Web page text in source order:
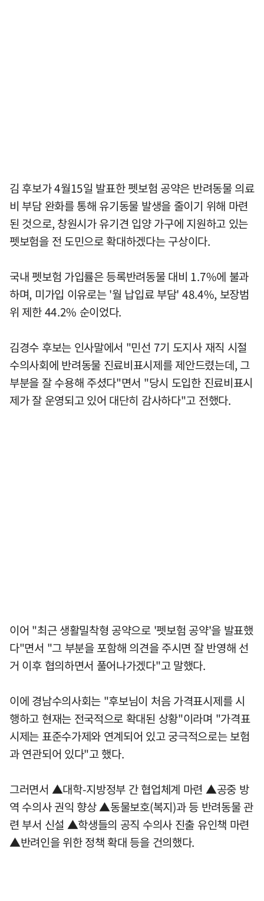
김 후보가 4월15일 발표한 펫보험 공약은 반려동물 의료
비 부담 완화를 통해 유기동물 발생을 줄이기 위해 마련
된 것으로, 창원시가 유기견 입양 가구에 지원하고 있는
펫보험을 전 도민으로 확대하겠다는 구상이다.
국내 펫보험 가입률은 등록반려동물 대비 1.7%에 불과
하며, 미가입 이유로는 '월 납입료 부담' 48.4%, 보장범
위 제한 44.2% 순이었다.
김경수 후보는 인사말에서 "민선 7기 도지사 재직 시절
수의사회에 반려동물 진료비표시제를 제안드렸는데, 그
부분을 잘 수용해 주셨다"면서 "당시 도입한 진료비표시
제가 잘 운영되고 있어 대단히 감사하다"고 전했다.
이어 "최근 생활밀착형 공약으로 '펫보험 공약'을 발표했
다"면서 "그 부분을 포함해 의견을 주시면 잘 반영해 선
거 이후 협의하면서 풀어나가겠다"고 말했다.
이에 경남수의사회는 "후보님이 처음 가격표시제를 시
행하고 현재는 전국적으로 확대된 상황"이라며 "가격표
시제는 표준수가제와 연계되어 있고 궁극적으로는 보험
과 연관되어 있다"고 했다.
그러면서 ▲대학-지방정부 간 협업체계 마련 ▲공중 방
역 수의사 권익 향상 ▲동물보호(복지)과 등 반려동물 관
련 부서 신설 ▲학생들의 공직 수의사 진출 유인책 마련
▲반려인을 위한 정책 확대 등을 건의했다.